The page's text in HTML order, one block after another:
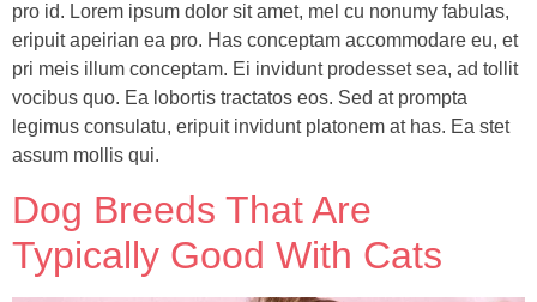
pro id. Lorem ipsum dolor sit amet, mel cu nonumy fabulas,
eripuit apeirian ea pro. Has conceptam accommodare eu, et
pri meis illum conceptam. Ei invidunt prodesset sea, ad tollit
vocibus quo. Ea lobortis tractatos eos. Sed at prompta
legimus consulatu, eripuit invidunt platonem at has. Ea stet
assum mollis qui.
Dog Breeds That Are
Typically Good With Cats